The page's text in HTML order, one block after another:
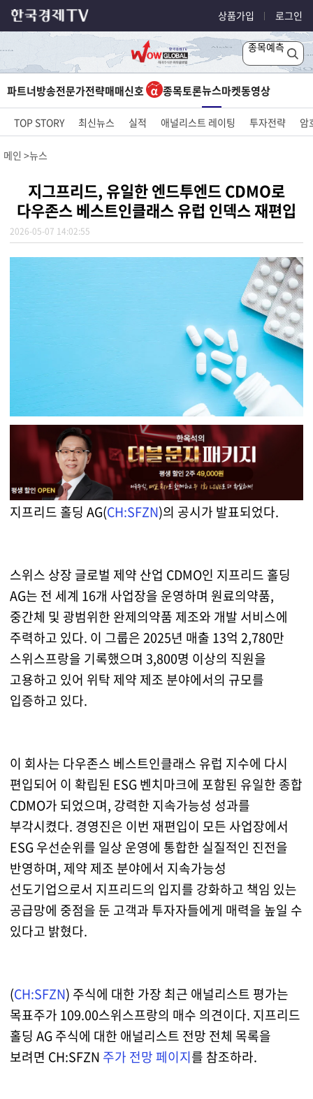
상품가입 로그인
종목예측
파트너방송전문가전략매매신호 종목토론뉴스마켓동영상
TOP STORY 최신뉴스 실적 애널리스트 레이팅 투자전략 암
메인 뉴스
지그프리드, 유일한 엔드투엔드 CDMO로
다우존스 베스트인클래스 유럽 인덱스 재편입
2026-05-07 14:02:55
지프리드 홀딩 AG(CH:SFZN)의 공시가 발표되었다.
스위스 상장 글로벌 제약 산업 CDMO인 지프리드 홀딩
AG는 전 세계 16개 사업장을 운영하며 원료의약품,
중간체 및 광범위한 완제의약품 제조와 개발 서비스에
주력하고 있다. 이 그룹은 2025년 매출 13억 2,780만
스위스프랑을 기록했으며 3,800명 이상의 직원을
고용하고 있어 위탁 제약 제조 분야에서의 규모를
입증하고 있다.
이 회사는 다우존스 베스트인클래스 유럽 지수에 다시
편입되어 이 확립된 ESG 벤치마크에 포함된 유일한 종합
CDMO가 되었으며, 강력한 지속가능성 성과를
부각시켰다. 경영진은 이번 재편입이 모든 사업장에서
ESG 우선순위를 일상 운영에 통합한 실질적인 진전을
반영하며, 제약 제조 분야에서 지속가능성
선도기업으로서 지프리드의 입지를 강화하고 책임 있는
공급망에 중점을 둔 고객과 투자자들에게 매력을 높일 수
있다고 밝혔다.
(CH:SFZN) 주식에 대한 가장 최근 애널리스트 평가는
목표주가 109.00스위스프랑의 매수 의견이다. 지프리드
홀딩 AG 주식에 대한 애널리스트 전망 전체 목록을
보려면 CH:SFZN 주가 전망 페이지를 참조하라.